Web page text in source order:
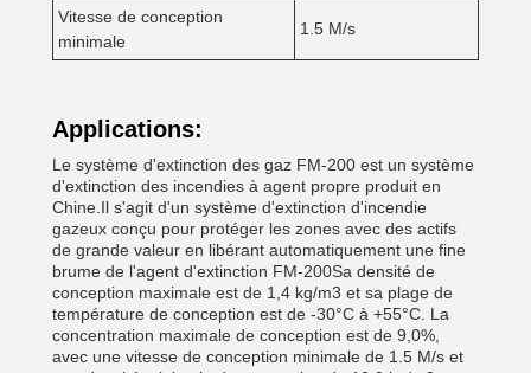
Vitesse de conception
minimale
1.5 M/s
Applications:
Le système d'extinction des gaz FM-200 est un système
d'extinction des incendies à agent propre produit en
Chine.Il s'agit d'un système d'extinction d'incendie
gazeux conçu pour protéger les zones avec des actifs
de grande valeur en libérant automatiquement une fine
brume de l'agent d'extinction FM-200Sa densité de
conception maximale est de 1,4 kg/m3 et sa plage de
température de conception est de -30°C à +55°C. La
concentration maximale de conception est de 9,0%,
avec une vitesse de conception minimale de 1.5 M/s et